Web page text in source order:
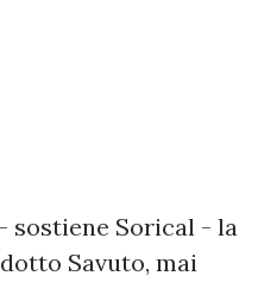
sostiene Sorical - la
Savuto, mai